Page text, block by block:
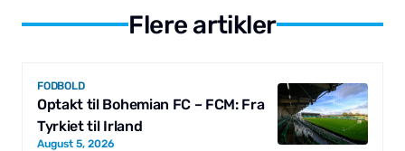
Flere artikler
FODBOLD
Optakt til Bohemian FC – FCM: Fra
Tyrkiet til Irland
August 5, 2026